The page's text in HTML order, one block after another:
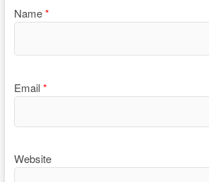
Name*
Email*
Website